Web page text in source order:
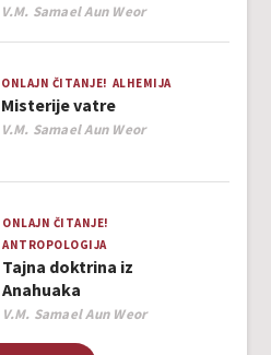
Author
V.M. Samael Aun Weor
ONLAJN ČITANJE! ALHEMIJA
Misterije vatre
Author
V.M. Samael Aun Weor
ONLAJN ČITANJE!
ANTROPOLOGIJA
Tajna doktrina iz
Anahuaka
Author
V.M. Samael Aun Weor